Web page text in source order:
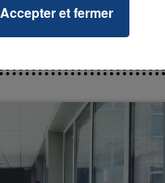
Accepter et fermer